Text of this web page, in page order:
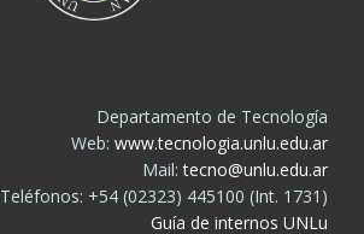
Departamento de Tecnología
Web: www.tecnologia.unlu.edu.ar
Mail:tecno@unlu.edu.ar
Teléfonos: +54 (02323) 445100 (Int. 1731)
Guía de internos UNLu